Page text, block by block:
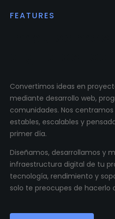
FEATURES
Convertimos ideas en
mediante desarrollo web,
comunidades. Nos
estables, escalables y
primer día.
Diseñamos, desarrollamos y
infraestructura digital de tu
tecnología, rendimiento y
solo te preocupes de hacerlo